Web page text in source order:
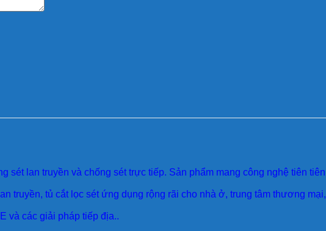
sét lan truyền và chống sét trực tiếp. Sản phẩm mang công nghệ tiên tiên
truyền, tủ cắt lọc sét ứng dụng rộng rãi cho nhà ở, trung tâm thương mại,
và các giải pháp tiếp địa..